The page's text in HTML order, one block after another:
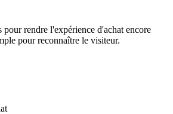
pour rendre l'expérience d'achat encore
pour reconnaître le visiteur.